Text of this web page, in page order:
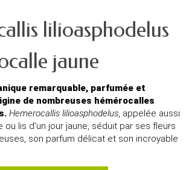
lilioasphodelus
jaune
remarquable, parfumée et
de nombreuses hémérocalles
Hemerocallis lilioasphodelus, appelée aussi
ou lis d'un jour jaune, séduit par ses fleurs
son parfum délicat et son incroyable